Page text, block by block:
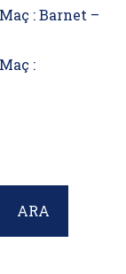
: Barnet –
:
ARA